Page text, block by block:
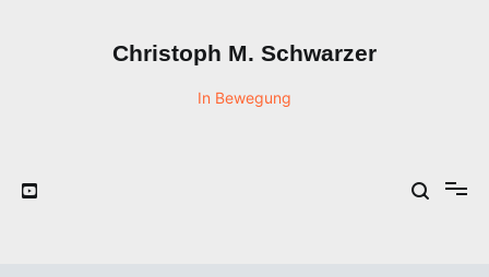
Christoph M. Schwarzer
In Bewegung